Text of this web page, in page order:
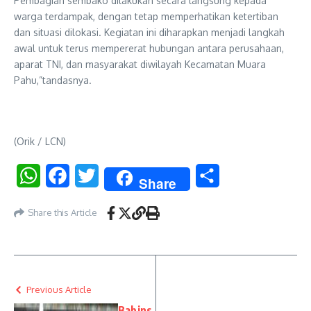
warga terdampak, dengan tetap memperhatikan ketertiban
dan situasi dilokasi. Kegiatan ini diharapkan menjadi langkah
awal untuk terus mempererat hubungan antara perusahaan,
aparat TNI, dan masyarakat diwilayah Kecamatan Muara
Pahu,”tandasnya.
(Orik / LCN)
WhatsAppFacebookTwitter Share
Share this Article
Previous Article